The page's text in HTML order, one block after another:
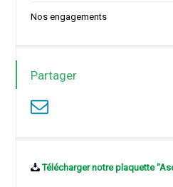
Nos engagements
Partager
Télécharger notre plaquette